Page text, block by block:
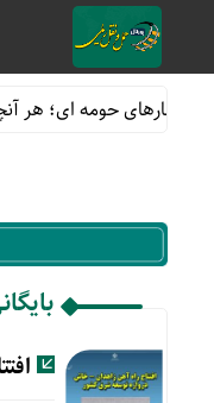
قطارهای حومه ای؛ هر